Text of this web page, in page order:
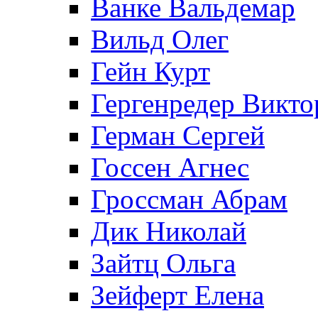
Ванке Вальдемар
Вильд Олег
Гейн Курт
Гергенредер
Герман Сергей
Госсен Агнес
Гроссман Абрам
Дик Николай
Зайтц Ольга
Зейферт Елена